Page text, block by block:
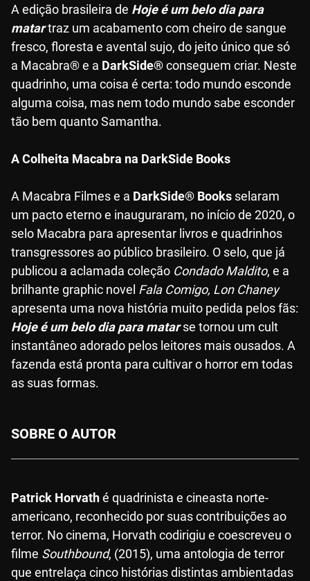
A edição brasileira de Hoje é um belo dia para
matartraz um acabamento com cheiro de sangue
fresco, floresta e avental sujo, do jeito único que só
a Macabra® e a DarkSide®conseguem criar. Neste
quadrinho, uma coisa é certa: todo mundo esconde
alguma coisa, mas nem todo mundo sabe esconder
tão bem quanto Samantha.
A Colheita Macabra na DarkSide Books
A Macabra Filmes e a DarkSide® Books selaram
um pacto eterno e inauguraram, no início de 2020, o
selo Macabra para apresentar livros e quadrinhos
transgressores ao público brasileiro. O selo, que já
publicou a aclamada coleção Condado Maldito, e a
brilhante graphic novel Fala Comigo, Lon Chaney
apresenta uma nova história muito pedida pelos fãs:
Hoje é um belo dia para matarse tornou um cult
instantâneo adorado pelos leitores mais ousados. A
fazenda está pronta para cultivar o horror em todas
as suas formas.
SOBRE O AUTOR
Patrick Horvathé quadrinista e cineasta norte-
americano, reconhecido por suas contribuições ao
terror. No cinema, Horvath codirigiu e coescreveu o
filme Southbound, (2015), uma antologia de terror
que entrelaça cinco histórias distintas ambientadas